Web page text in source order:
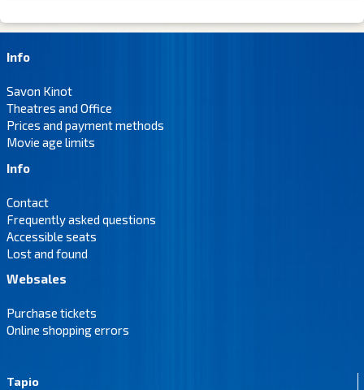
Info
Savon Kinot
Theatres and Office
Prices and payment methods
Movie age limits
Info
Contact
Frequently asked questions
Accessible seats
Lost and found
Websales
Purchase tickets
Online shopping errors
Tapio